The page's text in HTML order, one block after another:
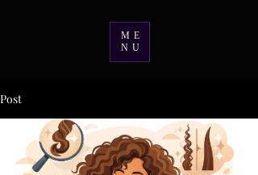
ME
NU
Post